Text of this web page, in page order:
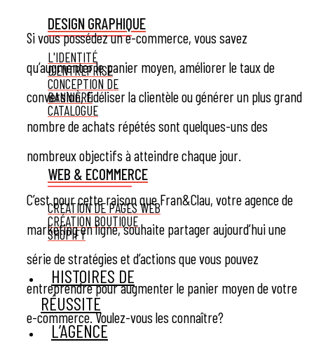
DESIGN GRAPHIQUE
L'IDENTITÉ
D'ENTREPRISE
CONCEPTION DE
BANNIÈRE
CATALOGUE
WEB & ECOMMERCE
CRÉATION DE PAGES WEB
CRÉATION BOUTIQUE
SHOPIFY
HISTOIRES DE
RÉUSSITE
L’AGENCE
Si vous possédez un e-commerce, vous savez
qu’augmenter le panier moyen, améliorer le taux de
conversion, fidéliser la clientèle ou générer un plus grand
nombre de achats répétés sont quelques-uns des
nombreux objectifs à atteindre chaque jour.
C’est pour cette raison que Fran&Clau, votre agence de
marketing en ligne, souhaite partager aujourd’hui une
série de stratégies et d’actions que vous pouvez
entreprendre pour augmenter le panier moyen de votre
e-commerce. Voulez-vous les connaître?